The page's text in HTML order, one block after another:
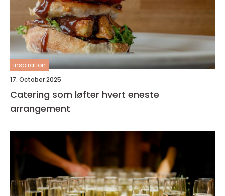
inspiration
17. October 2025
Catering som løfter hvert eneste
arrangement